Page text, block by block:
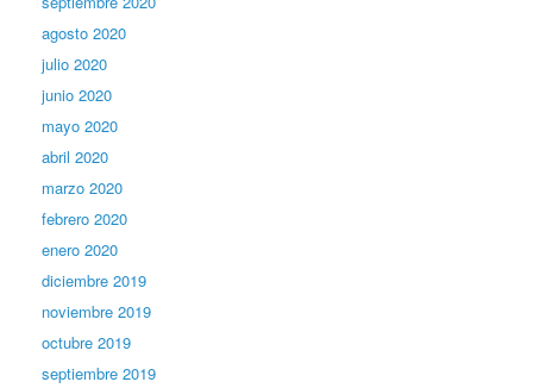
agosto 2020
julio 2020
junio 2020
mayo 2020
abril 2020
marzo 2020
febrero 2020
enero 2020
diciembre 2019
noviembre 2019
octubre 2019
septiembre 2019